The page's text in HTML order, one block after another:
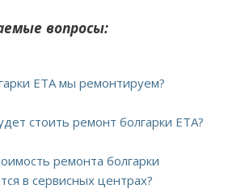
вопросы:
ETA мы ремонтируем?
стоить ремонт болгарки ETA?
ремонта болгарки
в сервисных центрах?